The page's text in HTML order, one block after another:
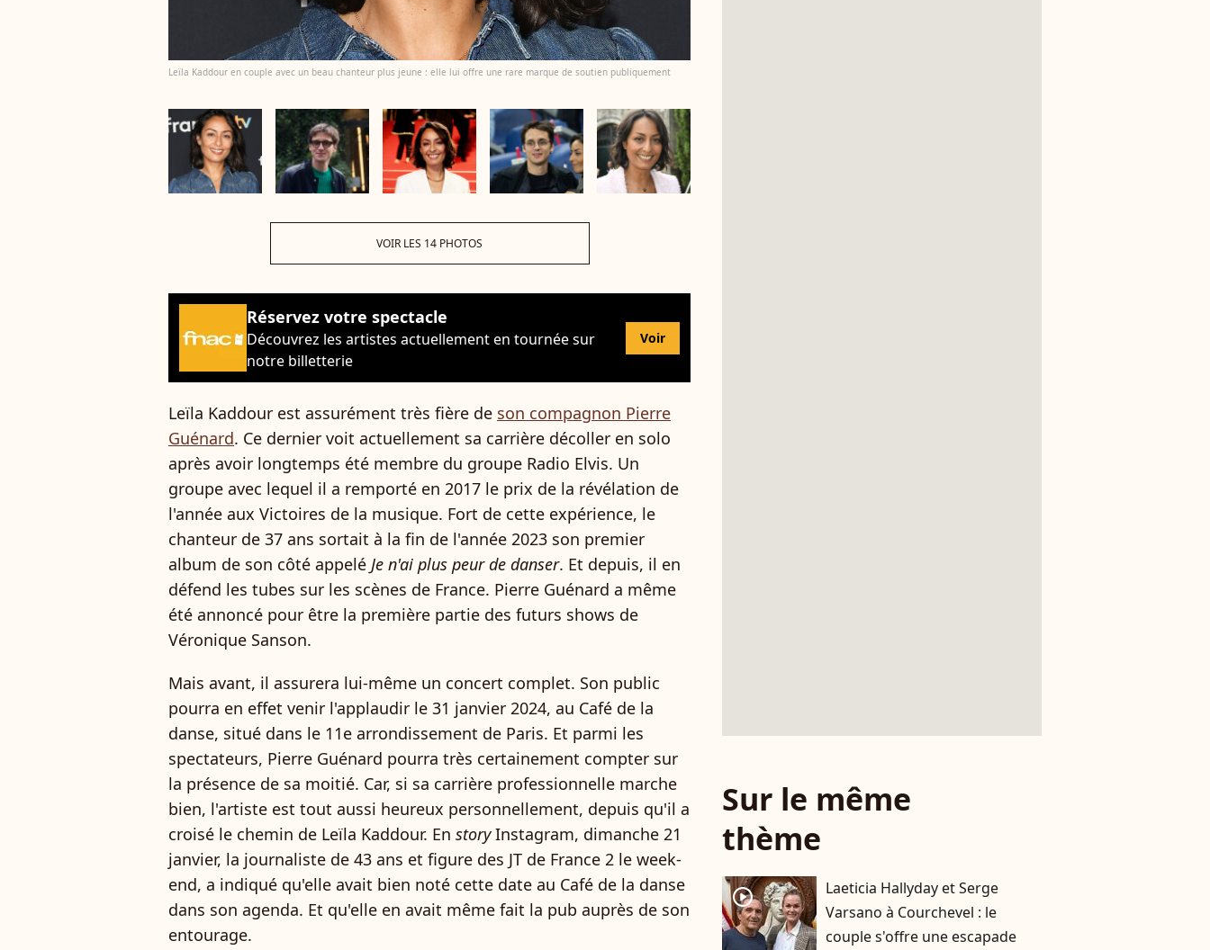
Leïla Kaddour en couple avec un beau chanteur plus jeune : elle lui offre une rare marque de soutien publiquement
VOIR LES 14 PHOTOS
Réservez votre spectacle
Découvrez les artistes actuellement en tournée sur
notre billetterie
Voir
Leïla Kaddour est assurément très fière de son compagnon Pierre
Guénard. Ce dernier voit actuellement sa carrière décoller en solo
après avoir longtemps été membre du groupe Radio Elvis. Un
groupe avec lequel il a remporté en 2017 le prix de la révélation de
l'année aux Victoires de la musique. Fort de cette expérience, le
chanteur de 37 ans sortait à la fin de l'année 2023 son premier
album de son côté appelé Je n'ai plus peur de danser. Et depuis, il en
défend les tubes sur les scènes de France. Pierre Guénard a même
été annoncé pour être la première partie des futurs shows de
Véronique Sanson.
Mais avant, il assurera lui-même un concert complet. Son public
pourra en effet venir l'applaudir le 31 janvier 2024, au Café de la
danse, situé dans le 11e arrondissement de Paris. Et parmi les
spectateurs, Pierre Guénard pourra très certainement compter sur
la présence de sa moitié. Car, si sa carrière professionnelle marche
bien, l'artiste est tout aussi heureux personnellement, depuis qu'il a
croisé le chemin de Leïla Kaddour. En storyInstagram, dimanche 21
janvier, la journaliste de 43 ans et figure des JT de France 2 le week-
end, a indiqué qu'elle avait bien noté cette date au Café de la danse
dans son agenda. Et qu'elle en avait même fait la pub auprès de son
entourage.
Sur le même
thème
player2
Laeticia Hallyday et Serge
Varsano à Courchevel : le
couple s'offre une escapade